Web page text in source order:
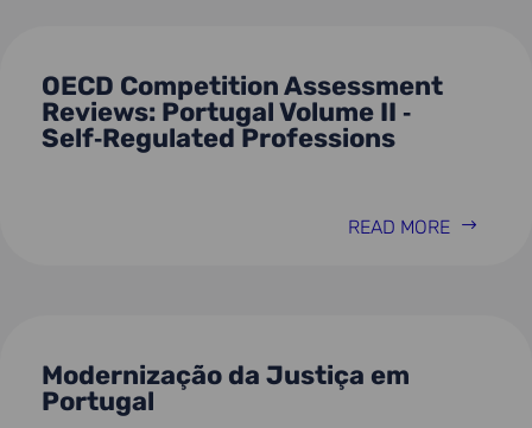
OECD Competition Assessment
Reviews: Portugal Volume II ‑
Self‑Regulated Professions
READ MORE
Modernização da Justiça em
Portugal